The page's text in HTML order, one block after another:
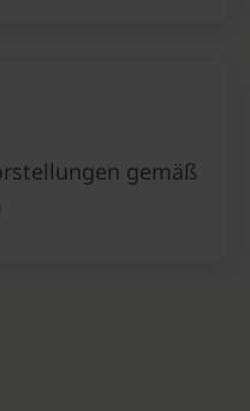
gemäß